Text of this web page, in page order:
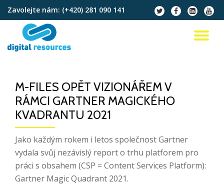
Přeskočit
obsah
Zavolejte nám: (+420) 281 090 141
fa-
twitter
fa-
facebook
fa-
linkedin-
square
fa-
M-FILES OPĚT VIZIONÁŘEM V
RÁMCI GARTNER MAGICKÉHO
KVADRANTU 2021
Jako každým rokem i letos společnost Gartner
vydala svůj nezávislý report o trhu platforem pro
práci s obsahem (CSP = Content Services Platform):
Gartner Magic Quadrant 2021.